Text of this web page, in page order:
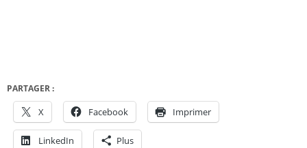
PARTAGER :
X Facebook Imprimer
LinkedIn Plus